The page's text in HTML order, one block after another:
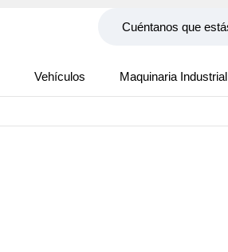
Vehículos Maquinaria Industrial